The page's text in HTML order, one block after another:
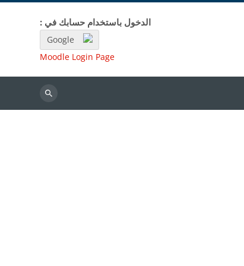
الدخول باستخدام حسابك في :
Google
Moodle Login Page
بحث